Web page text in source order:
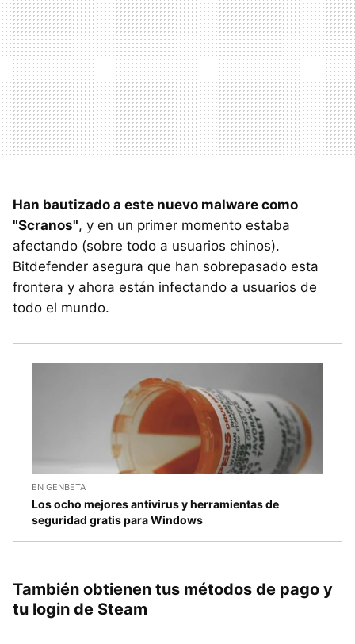
Han bautizado a este nuevo malware como
"Scranos", y en un primer momento estaba
afectando (sobre todo a usuarios chinos).
Bitdefender asegura que han sobrepasado esta
frontera y ahora están infectando a usuarios de
todo el mundo.
EN GENBETA
Los ocho mejores antivirus y herramientas de
seguridad gratis para Windows
También obtienen tus métodos de pago y
tu login de Steam